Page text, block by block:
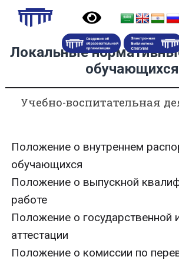
Локальные
обучающихся
Учебно-воспитательная
Положение о внутреннем
обучающихся
Положение о выпускной
работе
Положение о государственной
аттестации
Положение о комиссии по